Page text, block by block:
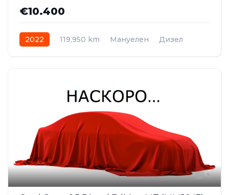
€10.400
2022 119,950 km Мануелен Дизел
1